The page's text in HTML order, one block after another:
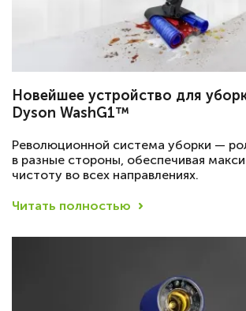
Новейшее устройство для
Dyson WashG1™
Революционной система уборки —
в разные стороны, обеспечивая
чистоту во всех направлениях.
Читать полностью